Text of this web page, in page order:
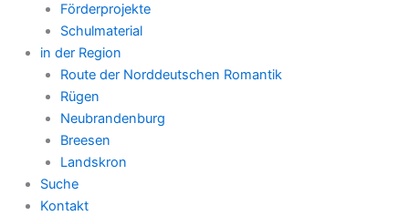
Förderprojekte
Schulmaterial
in der Region
Route der Norddeutschen Romantik
Rügen
Neubrandenburg
Breesen
Landskron
Suche
Kontakt